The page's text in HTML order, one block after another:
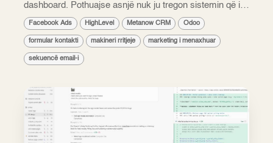
dashboard. Pothuajse asnjë nuk ju tregon sistemin që i
prodhoi ato numra. Ky është problemi. Kur një
sipërmarrës i vogël pyet "çfarë do të bëni reali...
Facebook Ads HighLevel Metanow CRM Odoo
formular kontakti makineri rritjeje marketing i menaxhuar
sekuencë email-i